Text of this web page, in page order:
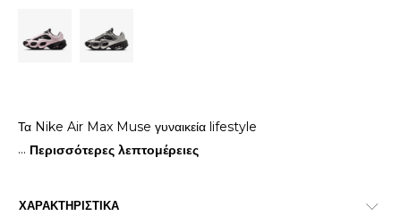
Τα Nike Air Max Muse γυναικεία lifestyle
... Περισσότερες λεπτομέρειες
ΧΑΡΑΚΤΗΡΙΣΤΙΚΑ